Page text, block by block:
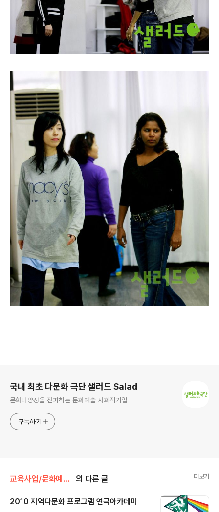
국내 최초 다문화 극단 샐러드 Salad
문화다양성을 전파하는 문화예술 사회적기업
구독하기
교육사업/문화예술교육 의 다른 글 더보기
2010 지역다문화 프로그램 연극아카데미